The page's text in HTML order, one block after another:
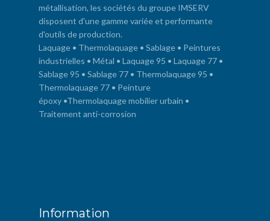
métallisation, les sociétés du groupe IMSERV
disposent d'une gamme variée et performante
d'outils de production.
Laquage • Thermolaquage • Sablage • Peintures
industrielles • Métal • Laquage 95 • Laquage 77 •
Sablage 95 • Sablage 77 • Thermolaquage 95 •
Thermolaquage 77 • Peinture
époxy •Thermolaquage mobilier urbain •
Traitement anti-corrosion
Information